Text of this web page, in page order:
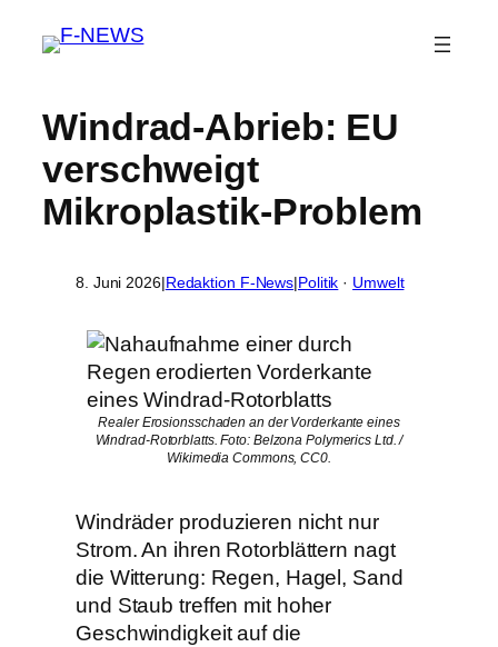
Windrad-Abrieb: EU
verschweigt
Mikroplastik-Problem
8. Juni 2026|Redaktion F-News|Politik · Umwelt
Realer Erosionsschaden an der Vorderkante eines
Windrad-Rotorblatts. Foto: Belzona Polymerics Ltd. /
Wikimedia Commons, CC0.
Windräder produzieren nicht nur
Strom. An ihren Rotorblättern nagt
die Witterung: Regen, Hagel, Sand
und Staub treffen mit hoher
Geschwindigkeit auf die